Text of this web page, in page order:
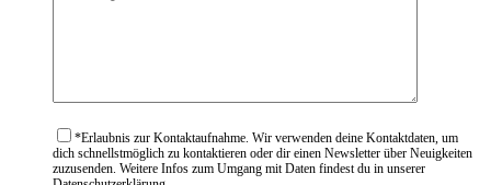
*Erlaubnis zur Kontaktaufnahme. Wir verwenden deine Kontaktdaten, um
dich schnellstmöglich zu kontaktieren oder dir einen Newsletter über Neuigkeiten
zuzusenden. Weitere Infos zum Umgang mit Daten findest du in unserer